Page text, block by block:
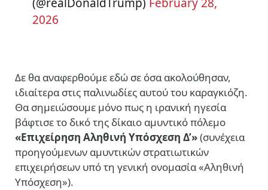
(@realDonaldTrump) February 28,
2026
Δε θα αναφερθούμε εδώ σε όσα ακολούθησαν,
ιδιαίτερα στις παλινωδίες αυτού του καραγκιόζη.
Θα σημειώσουμε μόνο πως η ιρανική ηγεσία
βάφτισε το δικό της δίκαιο αμυντικό πόλεμο
«Επιχείρηση Αληθινή Υπόσχεση Δ’»(συνέχεια
προηγούμενων αμυντικών στρατιωτικών
επιχειρήσεων υπό τη γενική ονομασία «Αληθινή
Υπόσχεση»).